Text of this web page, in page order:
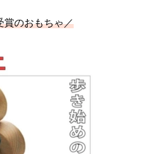
賞のおもちゃ／